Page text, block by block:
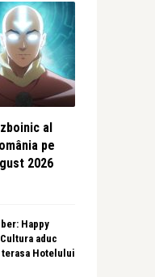
al
pe
2026
Happy
aduc
Hotelului